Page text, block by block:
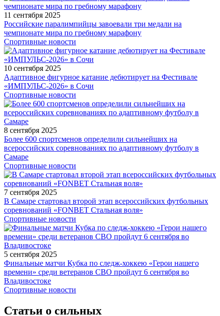
11 сентября 2025
Российские паралимпийцы завоевали три медали на
чемпионате мира по гребному марафону
Спортивные новости
10 сентября 2025
Адаптивное фигурное катание дебютирует на Фестивале
«ИМПУЛЬС-2026» в Сочи
Спортивные новости
8 сентября 2025
Более 600 спортсменов определили сильнейших на
всероссийских соревнованиях по адаптивному футболу в
Самаре
Спортивные новости
7 сентября 2025
В Самаре стартовал второй этап всероссийских футбольных
соревнований «FONBET Стальная воля»
Спортивные новости
5 сентября 2025
Финальные матчи Кубка по следж-хоккею «Герои нашего
времени» среди ветеранов СВО пройдут 6 сентября во
Владивостоке
Спортивные новости
Статьи о сильных